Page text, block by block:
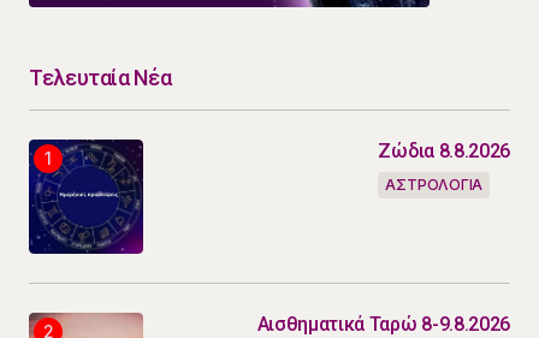
Τελευταία Νέα
Ζώδια 8.8.2026
ΑΣΤΡΟΛΟΓΙΑ
Αισθηματικά Ταρώ 8-9.8.2026